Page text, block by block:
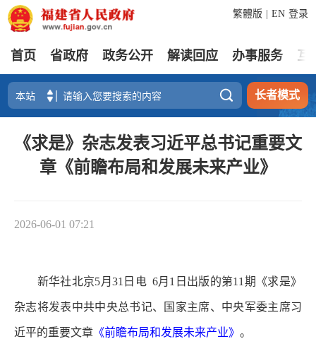
登录
繁體版 EN
首页 省政府 政务公开 解读回应 办事服务 互
 长者模式
《求是》杂志发表习近平总书记重要文
章《前瞻布局和发展未来产业》
2026-06-01 07:21
新华社北京5月31日电 6月1日出版的第11期《求是》
杂志将发表中共中央总书记、国家主席、中央军委主席习
近平的重要文章 《前瞻布局和发展未来产业》 。